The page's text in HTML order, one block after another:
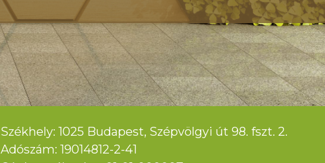
Székhely: 1025 Budapest, Szépvölgyi út 98. fszt. 2.
Adószám: 19014812-2-41